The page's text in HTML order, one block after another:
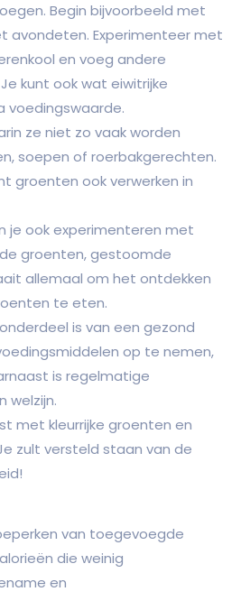
Begin bijvoorbeeld met
avondeten. Experimenteer met
en voeg andere
kunt ook wat eiwitrijke
voedingswaarde.
ze niet zo vaak worden
soepen of roerbakgerechten.
groenten ook verwerken in
je ook experimenteren met
groenten, gestoomde
allemaal om het ontdekken
te eten.
is van een gezond
op te nemen,
is regelmatige
welzijn.
met kleurrijke groenten en
zult versteld staan van de
van toegevoegde
die weinig
en